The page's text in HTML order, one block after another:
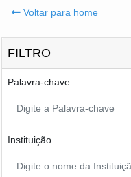
Voltar para home
FILTRO
Palavra-chave
Instituição